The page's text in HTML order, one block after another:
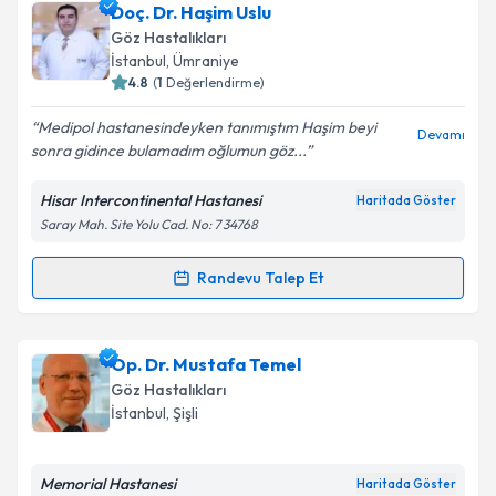
Yrd. Doç. Dr. Nihat Tamer
talebi oluşturun. Size bu uzmandan randevu almanız
için bir takvim hazırlandığında e-posta ile
bilgilendireceğiz.
E-posta Adresiniz
Kişisel verilerimin işlenmesine ilişkin
Metni'ni okudum ve kişisel verilerimin belirtilen
kapsamda işlenmesini kabul ediyorum.
Doç. Dr. Haşim Uslu
Göz Hastalıkları
İstanbul, Ümraniye
4.8 (1 Değerlendirme)
Medipol hastanesindeyken tanımıştım Haşim beyi
sonra gidince bulamadım oğlumun göz...
Devamı
Hisar Intercontinental Hastanesi Haritada Göster
Saray Mah. Site Yolu Cad. No: 7 34768
Randevu Talep Et
Randevu Takvimi Talebi
Doç. Dr. Haşim Usluiçin randevu takvimi talebi
oluşturun. Size bu uzmandan randevu almanız için bir
takvim hazırlandığında e-posta ile bilgilendireceğiz.
Op. Dr. Mustafa Temel
Göz Hastalıkları
İstanbul, Şişli
Memorial Hastanesi Haritada Göster